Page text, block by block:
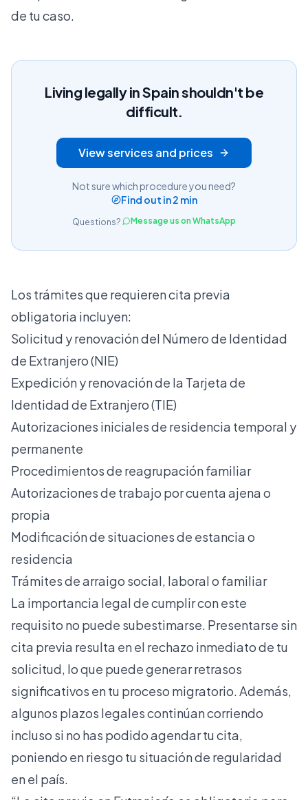
de tu caso.
Living legally in Spain shouldn't be
difficult.
View services and prices
Not sure which procedure you need?
Find out in 2 min
Questions? Message us on WhatsApp
Los trámites que requieren cita previa
obligatoria incluyen:
Solicitud y renovación del Número de Identidad
de Extranjero (NIE)
Expedición y renovación de la Tarjeta de
Identidad de Extranjero (TIE)
Autorizaciones iniciales de residencia temporal y
permanente
Procedimientos de reagrupación familiar
Autorizaciones de trabajo por cuenta ajena o
propia
Modificación de situaciones de estancia o
residencia
Trámites de arraigo social, laboral o familiar
La importancia legal de cumplir con este
requisito no puede subestimarse. Presentarse sin
cita previa resulta en el rechazo inmediato de tu
solicitud, lo que puede generar retrasos
significativos en tu proceso migratorio. Además,
algunos plazos legales continúan corriendo
incluso si no has podido agendar tu cita,
poniendo en riesgo tu situación de regularidad
en el país.